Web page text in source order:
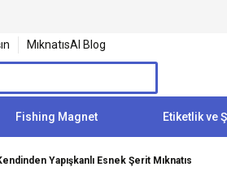
MıknatısAl Blog
Fishing Magnet Etiketlik ve
Yapışkanlı Esnek Şerit Mıknatıs